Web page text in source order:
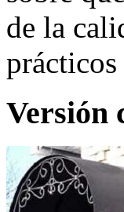
de la
Versión